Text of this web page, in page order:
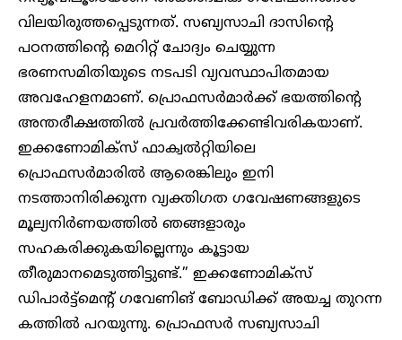
വിലയിരുത്തപ്പെടുന്നത്. സബ്യസാചി ദാസിന്റെ
പഠനത്തിന്റെ മെറിറ്റ് ചോദ്യം ചെയ്യുന്ന
ഭരണസമിതിയുടെ നടപടി വ്യവസ്ഥാപിതമായ
അവഹേളനമാണ്. പ്രൊഫസർമാർക്ക് ഭയത്തിന്റെ
അന്തരീക്ഷത്തിൽ പ്രവർത്തിക്കേണ്ടിവരികയാണ്.
ഇക്കണോമിക്‌സ് ഫാക്വൽറ്റിയിലെ
പ്രൊഫസർമാരിൽ ആരെങ്കിലും ഇനി
നടത്താനിരിക്കുന്ന വ്യക്തിഗത ഗവേഷണങ്ങളുടെ
മൂല്യനിർണയത്തിൽ ഞങ്ങളാരും
സഹകരിക്കുകയില്ലെന്നും കൂട്ടായ
തീരുമാനമെടുത്തിട്ടുണ്ട്.” ഇക്കണോമിക്‌സ്
ഡിപാർട്ട്‌മെന്റ് ഗവേണിങ് ബോഡിക്ക് അയച്ച തുറന്ന
കത്തിൽ പറയുന്നു. പ്രൊഫസർ സബ്യസാചി